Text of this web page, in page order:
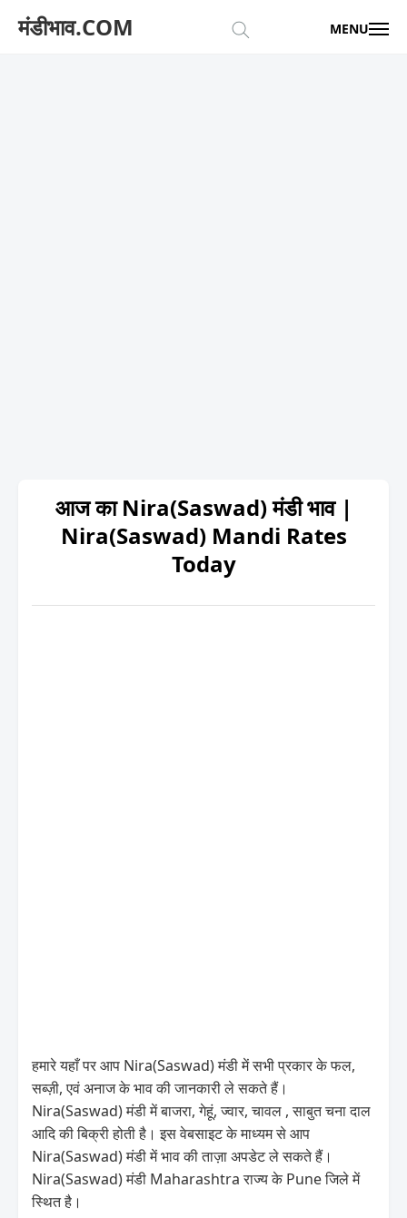
मंडीभाव.COM MENU
आज का Nira(Saswad) मंडी भाव |
Nira(Saswad) Mandi Rates
Today
हमारे यहाँ पर आप Nira(Saswad) मंडी में सभी प्रकार के फल,
सब्ज़ी, एवं अनाज के भाव की जानकारी ले सकते हैं।
Nira(Saswad) मंडी में बाजरा, गेहूं, ज्वार, चावल , साबुत चना दाल
आदि की बिक्री होती है। इस वेबसाइट के माध्यम से आप
Nira(Saswad) मंडी में भाव की ताज़ा अपडेट ले सकते हैं।
Nira(Saswad) मंडी Maharashtra राज्य के Pune जिले में
स्थित है।